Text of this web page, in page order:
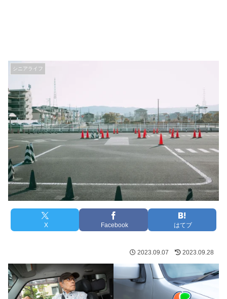
シニアライフ
X Facebook はてブ
2023.09.07 2023.09.28